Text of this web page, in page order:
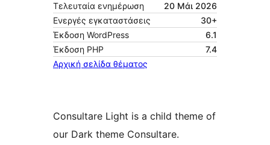
Τελευταία ενημέρωση
20 Μάι 2026
Ενεργές εγκαταστάσεις
30+
Έκδοση WordPress
6.1
Έκδοση ΡΗΡ
7.4
Αρχική σελίδα θέματος
Consultare Light is a child theme of
our Dark theme Consultare.